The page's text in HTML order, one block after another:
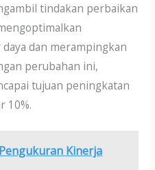
tindakan perbaikan
dan merampingkan
perubahan ini,
tujuan peningkatan
10%.
Kinerja